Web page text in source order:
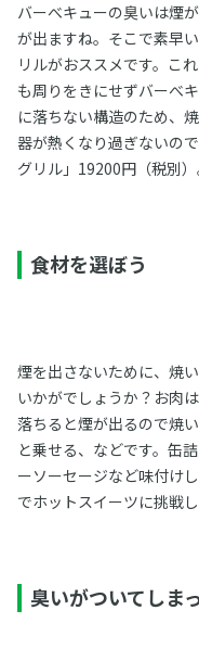
バーべキューの臭いは煙
が出ますね。そこで素早
リルがおススメです。こ
も周りをきにせずバーべ
に落ちない構造のため、
器が熱くなり過ぎないの
グリル」19200円（税別）
食材を選ぼう
煙を出さないために、焼
いかがでしょうか？お肉
落ちると煙が出るので焼
と乗せる、などです。缶
ーソーセージなど味付け
でホットスイーツに挑戦
臭いがついてしま